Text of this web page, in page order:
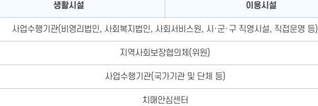
생활시설
이용시설
사업수행기관(비영리법인, 사회복지법인, 사회서비스원, 시·군·구 직영시설, 직접운영 등)
지역사회보장협의체(위원)
사업수행기관(국가기관 및 단체 등)
치매안심센터